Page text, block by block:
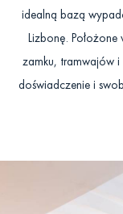
idealną bazą
Lizbonę.
zamku, tramwajów i
doświadczenie i